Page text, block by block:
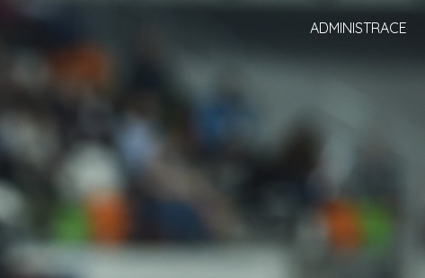
ADMINISTRACE